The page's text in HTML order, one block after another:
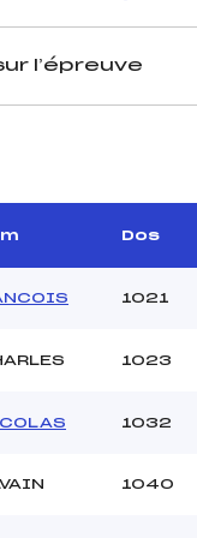
l’épreuve
Dos
1021
1023
1032
1040